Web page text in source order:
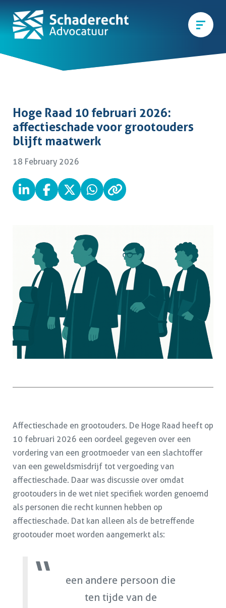
Hoge Raad 10 februari 2026:
affectieschade voor grootouders
blijft maatwerk
18 February 2026
Affectieschade en grootouders. De Hoge Raad heeft op
10 februari 2026 een oordeel gegeven over een
vordering van een grootmoeder van een slachtoffer
van een geweldsmisdrijf tot vergoeding van
affectieschade. Daar was discussie over omdat
grootouders in de wet niet specifiek worden genoemd
als personen die recht kunnen hebben op
affectieschade. Dat kan alleen als de betreffende
grootouder moet worden aangemerkt als:
een andere persoon die
ten tijde van de